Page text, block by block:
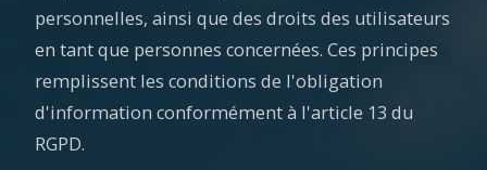
personnelles, ainsi que des droits des utilisateurs
en tant que personnes concernées. Ces principes
remplissent les conditions de l'obligation
d'information conformément à l'article 13 du
RGPD.